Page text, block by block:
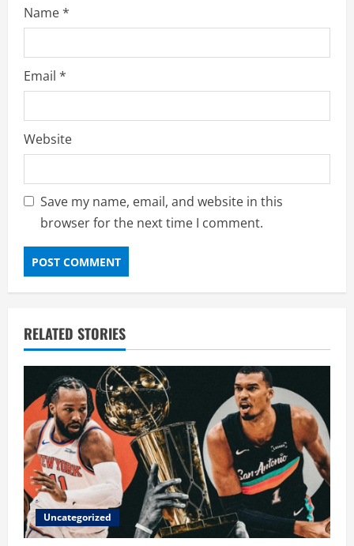
Name*
Email *
Website
Save my name, email, and website in this
browser for the next time I comment.
RELATED STORIES
Uncategorized